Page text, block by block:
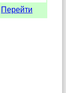
Перейти